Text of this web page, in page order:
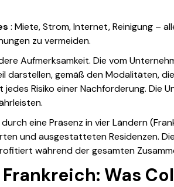
: Miete, Strom, Internet, Reinigung –
zu vermeiden.
Aufmerksamkeit. Die vom
darstellen, gemäß den Modalitäten, die
Risiko einer Nachforderung. Die
durch eine Präsenz in vier Ländern
und ausgestatteten Residenzen.
während der gesamten
Was